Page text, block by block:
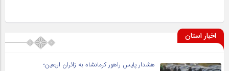
اخبار استان
هشدار پلیس راهور کرمانشاه به زائران اربعین؛